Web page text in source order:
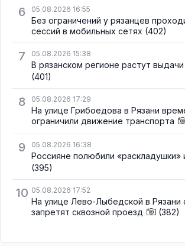
6 05.08.2026 16:55
Без ограничений у рязанцев
сессий в мобильных сетях (402)
7 05.08.2026 15:38
В рязанском регионе растут
(401)
8 05.08.2026 17:29
На улице Грибоедова в Рязани
ограничили движение транспорта
9 05.08.2026 16:38
Россияне полюбили «раскладушки»
(395)
10 05.08.2026 17:52
На улице Лево-Лыбедской в Рязани
запретят сквозной проезд
(382)